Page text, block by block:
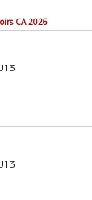
CA 2026